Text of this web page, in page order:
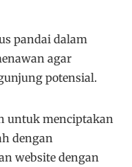
pandai dalam
agar
potensial.
untuk menciptakan
dengan
website dengan